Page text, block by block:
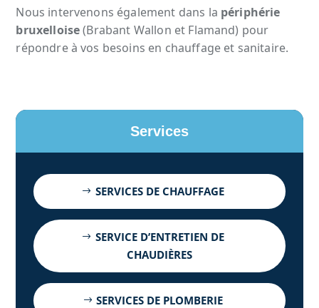
Nous intervenons également dans la périphérie
bruxelloise(Brabant Wallon et Flamand) pour
répondre à vos besoins en chauffage et sanitaire.
Services
SERVICES DE CHAUFFAGE
SERVICE D’ENTRETIEN DE
CHAUDIÈRES
SERVICES DE PLOMBERIE